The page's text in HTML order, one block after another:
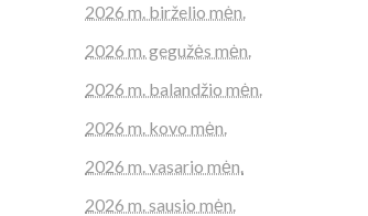
2026 m. birželio mėn.
2026 m. gegužės mėn.
2026 m. balandžio mėn.
2026 m. kovo mėn.
2026 m. vasario mėn.
2026 m. sausio mėn.